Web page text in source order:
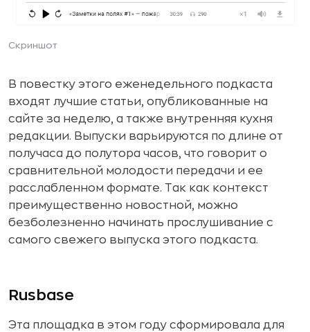
Скриншот
В повестку этого еженедельного подкаста
входят лучшие статьи, опубликованные на
сайте за неделю, а также внутренняя кухня
редакции. Выпуски варьируются по длине от
получаса до полутора часов, что говорит о
сравнительной молодости передачи и ее
расслабленном формате. Так как контекст
преимущественно новостной, можно
безболезненно начинать прослушивание с
самого свежего выпуска этого подкаста.
Rusbase
Эта площадка в этом году сформировала для